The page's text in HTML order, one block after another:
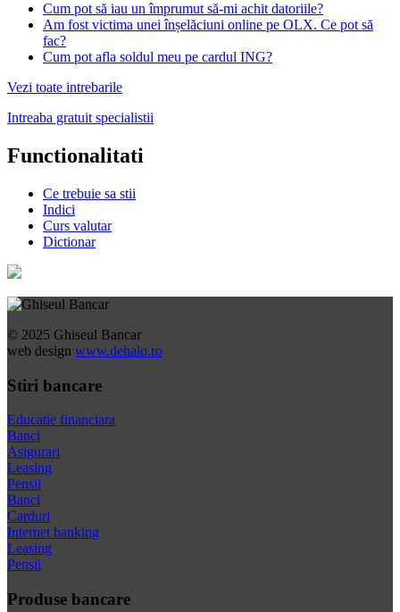
Cum pot să iau un împrumut să-mi achit datoriile?
Am fost victima unei înșelăciuni online pe OLX. Ce pot să
fac?
Cum pot afla soldul meu pe cardul ING?
Vezi toate intrebarile
Intreaba gratuit specialistii
Functionalitati
Ce trebuie sa stii
Indici
Curs valutar
Dictionar
© 2025 Ghiseul Bancar
web design www.dehalo.ro
Stiri bancare
Educatie financiara
Banci
Asigurari
Leasing
Pensii
Banci
Carduri
Internet banking
Leasing
Pensii
Produse bancare